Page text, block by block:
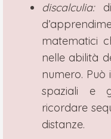
discalculia:
matematici
nelle abilità
numero. Può
spaziali e
ricordare
distanze.